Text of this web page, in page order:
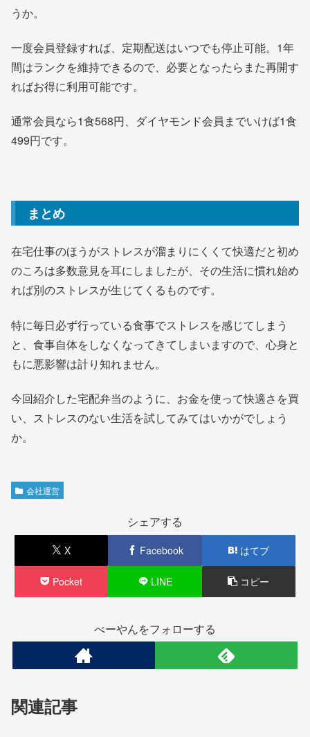
うか。
一度会員登録すれば、定期配送はいつでも停止可能。1年
間はランクを維持できるので、必要となったらまた再開す
ればお得に利用可能です。
通常会員なら1食568円、ダイヤモンド会員までいけば1食
499円です。
まとめ
在宅仕事のほうがストレスが溜まりにくくて快適だと初め
のころは多数意見を耳にしましたが、その生活に慣れ始め
れば別のストレスが生じてくるものです。
特に毎日必ず行っている食事でストレスを感じてしまう
と、食事自体をしなくなってきてしまいますので、心身と
もに悪影響は計り知れません。
今回紹介した宅配弁当のように、お金を使って快適さを買
い、ストレスのない生活を試してみてはいかがでしょう
か。
会社運営
シェアする
X Facebook はてブ
Pocket LINE コピー
べーやんをフォローする
関連記事